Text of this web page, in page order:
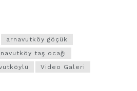
arnavutköy göçük
taş ocağı
Video Galeri